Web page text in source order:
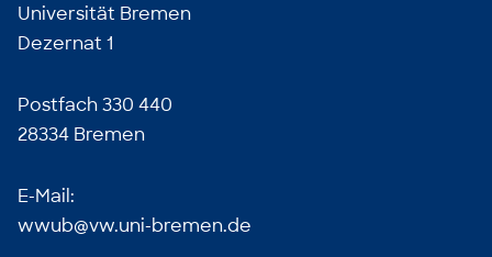
Universität Bremen
Dezernat 1
Postfach 330 440
28334 Bremen
E-Mail:
wwub@vw.uni-bremen.de